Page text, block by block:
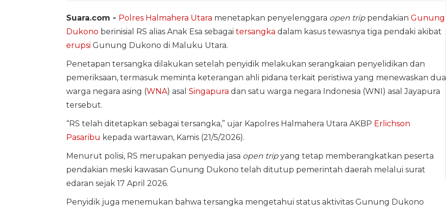
Suara.com - Polres Halmahera Utara menetapkan penyelenggara open trippendakian Gunung
Dukono berinisial RS alias Anak Esa sebagai tersangka dalam kasus tewasnya tiga pendaki akibat
erupsi Gunung Dukono di Maluku Utara.
Penetapan tersangka dilakukan setelah penyidik melakukan serangkaian penyelidikan dan
pemeriksaan, termasuk meminta keterangan ahli pidana terkait peristiwa yang menewaskan dua
warga negara asing (WNA) asal Singapura dan satu warga negara Indonesia (WNI) asal Jayapura
tersebut.
“RS telah ditetapkan sebagai tersangka,” ujar Kapolres Halmahera Utara AKBP Erlichson
Pasaribu kepada wartawan, Kamis (21/5/2026).
Menurut polisi, RS merupakan penyedia jasa open tripyang tetap memberangkatkan peserta
pendakian meski kawasan Gunung Dukono telah ditutup pemerintah daerah melalui surat
edaran sejak 17 April 2026.
Penyidik juga menemukan bahwa tersangka mengetahui status aktivitas Gunung Dukono